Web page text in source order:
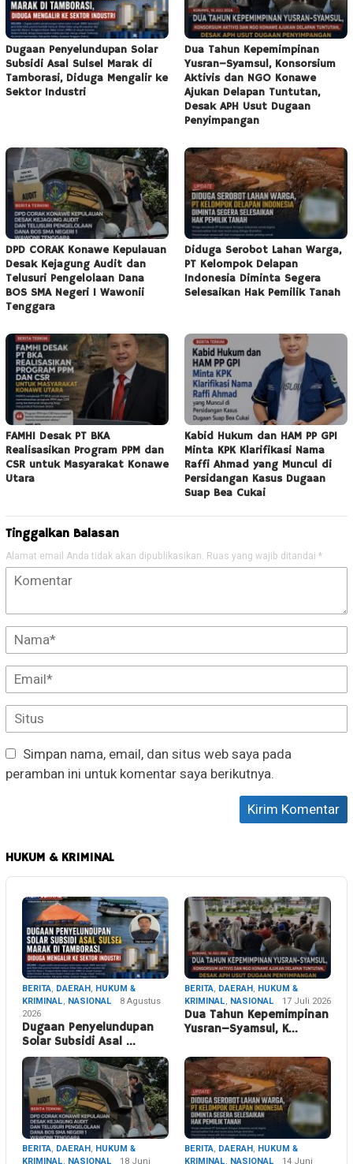
Dugaan Penyelundupan Solar
Subsidi Asal Sulsel Marak di
Tamborasi, Diduga Mengalir ke
Sektor Industri
Dua Tahun Kepemimpinan
Yusran–Syamsul, Konsorsium
Aktivis dan NGO Konawe
Ajukan Delapan Tuntutan,
Desak APH Usut Dugaan
Penyimpangan
DPD CORAK Konawe Kepulauan
Desak Kejagung Audit dan
Telusuri Pengelolaan Dana
BOS SMA Negeri 1 Wawonii
Tenggara
Diduga Serobot Lahan Warga,
PT Kelompok Delapan
Indonesia Diminta Segera
Selesaikan Hak Pemilik Tanah
FAMHI Desak PT BKA
Realisasikan Program PPM dan
CSR untuk Masyarakat Konawe
Utara
Kabid Hukum dan HAM PP GPI
Minta KPK Klarifikasi Nama
Raffi Ahmad yang Muncul di
Persidangan Kasus Dugaan
Suap Bea Cukai
Tinggalkan Balasan
Alamat email Anda tidak akan dipublikasikan. Ruas yang wajib ditandai *
Simpan nama, email, dan situs web saya pada
peramban ini untuk komentar saya berikutnya.
HUKUM & KRIMINAL
BERITA, DAERAH, HUKUM &
KRIMINAL, NASIONAL
8 Agustus
2026
Dugaan Penyelundupan
Solar Subsidi Asal …
BERITA, DAERAH, HUKUM &
KRIMINAL, NASIONAL 17 Juli 2026
Dua Tahun Kepemimpinan
Yusran–Syamsul, K…
BERITA, DAERAH, HUKUM &
KRIMINAL, NASIONAL 18 Juni
BERITA, DAERAH, HUKUM &
KRIMINAL, NASIONAL 14 Juni